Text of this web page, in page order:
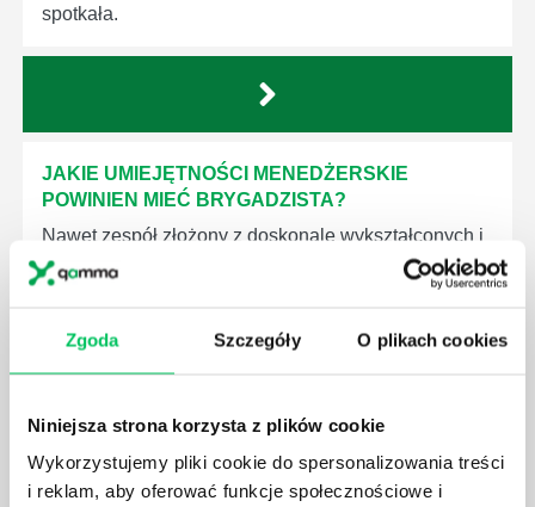
Zgoda Szczegóły O plikach cookies
Niniejsza strona korzysta z plików cookie
Wykorzystujemy pliki cookie do spersonalizowania treści
i reklam, aby oferować funkcje społecznościowe i
spotkała.
JAKIE UMIEJĘTNOŚCI MENEDŻERSKIE
POWINIEN MIEĆ BRYGADZISTA?
Nawet zespół złożony z doskonale wykształconych i
kompetentnych pracowników nie będzie w stanie
sprawnie realizować swoich zadań, jeśli zabraknie w
niezbędna jest osoba nadzorująca wszystkie